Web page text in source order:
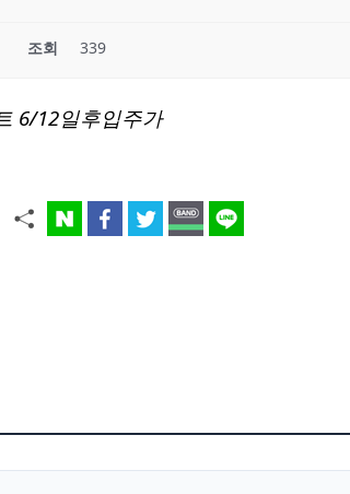
조회 339
6/12일후입주가